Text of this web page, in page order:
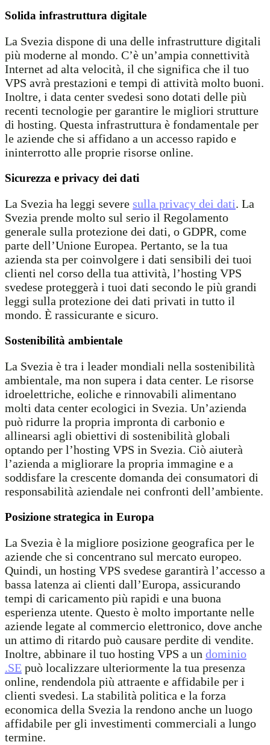
Solida infrastruttura digitale
La Svezia dispone di una delle infrastrutture digitali
più moderne al mondo. C’è un’ampia connettività
Internet ad alta velocità, il che significa che il tuo
VPS avrà prestazioni e tempi di attività molto buoni.
Inoltre, i data center svedesi sono dotati delle più
recenti tecnologie per garantire le migliori strutture
di hosting. Questa infrastruttura è fondamentale per
le aziende che si affidano a un accesso rapido e
ininterrotto alle proprie risorse online.
Sicurezza e privacy dei dati
La Svezia ha leggi severe sulla privacy dei dati. La
Svezia prende molto sul serio il Regolamento
generale sulla protezione dei dati, o GDPR, come
parte dell’Unione Europea. Pertanto, se la tua
azienda sta per coinvolgere i dati sensibili dei tuoi
clienti nel corso della tua attività, l’hosting VPS
svedese proteggerà i tuoi dati secondo le più grandi
leggi sulla protezione dei dati privati in tutto il
mondo. È rassicurante e sicuro.
Sostenibilità ambientale
La Svezia è tra i leader mondiali nella sostenibilità
ambientale, ma non supera i data center. Le risorse
idroelettriche, eoliche e rinnovabili alimentano
molti data center ecologici in Svezia. Un’azienda
può ridurre la propria impronta di carbonio e
allinearsi agli obiettivi di sostenibilità globali
optando per l’hosting VPS in Svezia. Ciò aiuterà
l’azienda a migliorare la propria immagine e a
soddisfare la crescente domanda dei consumatori di
responsabilità aziendale nei confronti dell’ambiente.
Posizione strategica in Europa
La Svezia è la migliore posizione geografica per le
aziende che si concentrano sul mercato europeo.
Quindi, un hosting VPS svedese garantirà l’accesso a
bassa latenza ai clienti dall’Europa, assicurando
tempi di caricamento più rapidi e una buona
esperienza utente. Questo è molto importante nelle
aziende legate al commercio elettronico, dove anche
un attimo di ritardo può causare perdite di vendite.
Inoltre, abbinare il tuo hosting VPS a un dominio
.SE può localizzare ulteriormente la tua presenza
online, rendendola più attraente e affidabile per i
clienti svedesi. La stabilità politica e la forza
economica della Svezia la rendono anche un luogo
affidabile per gli investimenti commerciali a lungo
termine.